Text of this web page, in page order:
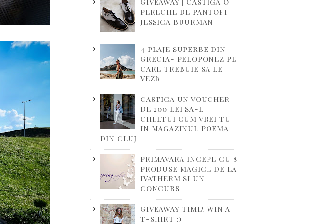
GIVEAWAY | CASTIGA O
PERECHE DE PANTOFI
JESSICA BUURMAN
4 PLAJE SUPERBE DIN
GRECIA- PELOPONEZ PE
CARE TREBUIE SA LE
VEZI!
CASTIGA UN VOUCHER
DE 200 LEI SA-L
CHELTUI CUM VREI TU
IN MAGAZINUL POEMA
DIN CLUJ
PRIMAVARA INCEPE CU 8
PRODUSE MAGICE DE LA
IVATHERM SI UN
CONCURS
GIVEAWAY TIME! WIN A
T-SHIRT :)